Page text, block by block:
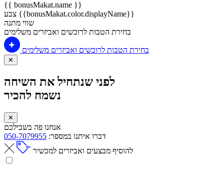
{{ bonusMakat.name }}
צבע {{bonusMakat.color.displayName}}
שווי מתנה
בחירת הטבות לרוכשים ואביזרים משלימים
בחירת הטבות לרוכשים ואביזרים משלימים
✕
לפני שנתחיל את השיחה
נשמח להכיר
✕
אנחנו פה בשבילכם
דברו איתנו במספר: 050-7079955
להוסיף מבצעים ואביזרים למכשיר